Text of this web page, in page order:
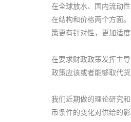
在全球放水、国内流动
在结构和价格两个方面
策更有针对性，更加适度
在要求财政政策发挥主
政策应该或者能够取代
我们近期做的理论研究
币条件的变化对供给的